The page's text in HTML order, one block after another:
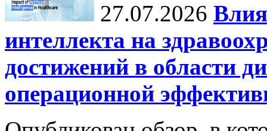
27.07.2026
интеллекта на
достижений в области
операционной